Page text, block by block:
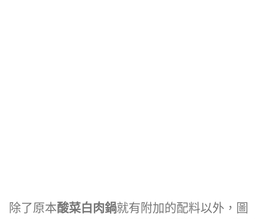
除了原本酸菜白肉鍋就有附加的配料以外，圖